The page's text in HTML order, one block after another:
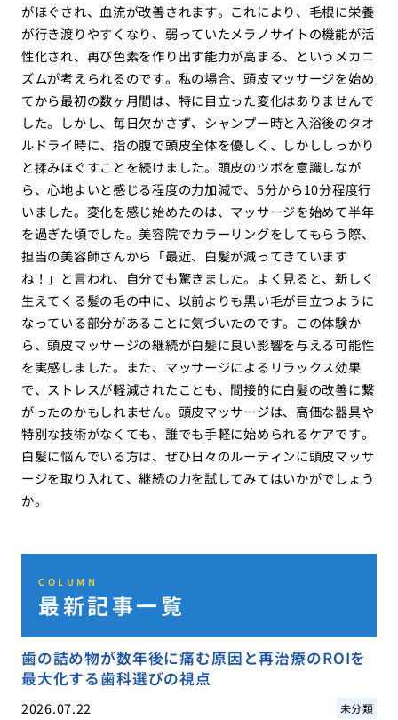
がほぐされ、血流が改善されます。これにより、毛根に栄養
が行き渡りやすくなり、弱っていたメラノサイトの機能が活
性化され、再び色素を作り出す能力が高まる、というメカニ
ズムが考えられるのです。私の場合、頭皮マッサージを始め
てから最初の数ヶ月間は、特に目立った変化はありませんで
した。しかし、毎日欠かさず、シャンプー時と入浴後のタオ
ルドライ時に、指の腹で頭皮全体を優しく、しかししっかり
と揉みほぐすことを続けました。頭皮のツボを意識しなが
ら、心地よいと感じる程度の力加減で、5分から10分程度行
いました。変化を感じ始めたのは、マッサージを始めて半年
を過ぎた頃でした。美容院でカラーリングをしてもらう際、
担当の美容師さんから「最近、白髪が減ってきています
ね！」と言われ、自分でも驚きました。よく見ると、新しく
生えてくる髪の毛の中に、以前よりも黒い毛が目立つように
なっている部分があることに気づいたのです。この体験か
ら、頭皮マッサージの継続が白髪に良い影響を与える可能性
を実感しました。また、マッサージによるリラックス効果
で、ストレスが軽減されたことも、間接的に白髪の改善に繋
がったのかもしれません。頭皮マッサージは、高価な器具や
特別な技術がなくても、誰でも手軽に始められるケアです。
白髪に悩んでいる方は、ぜひ日々のルーティンに頭皮マッサ
ージを取り入れて、継続の力を試してみてはいかがでしょう
か。
COLUMN
最新記事一覧
歯の詰め物が数年後に痛む原因と再治療のROIを
最大化する歯科選びの視点
2026.07.22 未分類